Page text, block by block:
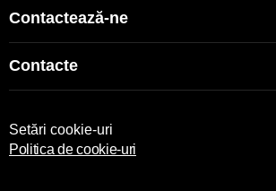
Contactează-ne
Contacte
Setări cookie-uri
Politica de cookie-uri